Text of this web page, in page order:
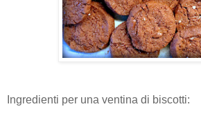
Ingredienti per una ventina di biscotti: